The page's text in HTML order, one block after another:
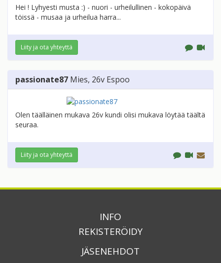
Hei ! Lyhyesti musta :) - nuori - urheilullinen - kokopäivä
töissä - musaa ja urheilua harra...
Liity ja ota yhteyttä
passionate87 Mies, 26v Espoo
Olen täälläinen mukava 26v kundi olisi mukava löytää täältä
seuraa.
Liity ja ota yhteyttä
INFO
REKISTERÖIDY
JÄSENEHDOT